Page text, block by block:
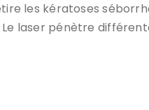
les kératoses
laser pénètre